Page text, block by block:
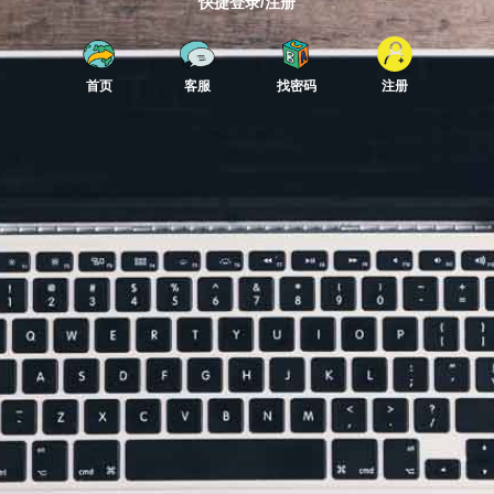
首页 客服 找密码 注册